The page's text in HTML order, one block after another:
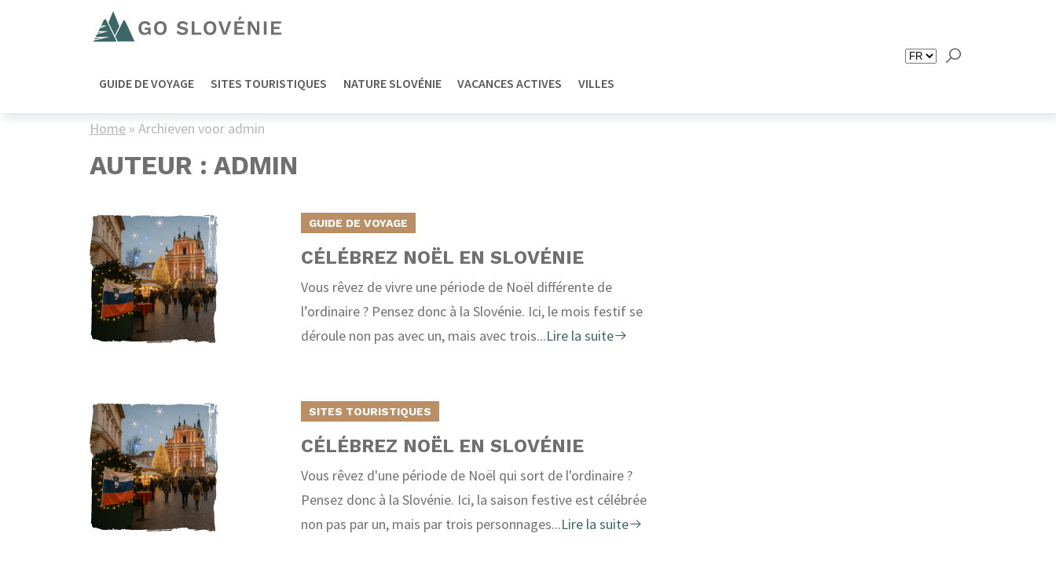
GUIDE DE VOYAGE SITES TOURISTIQUES NATURE SLOVÉNIE VACANCES ACTIVES VILLES
Home » Archieven voor admin
AUTEUR : ADMIN
GUIDE DE VOYAGE
CÉLÉBREZ NOËL EN SLOVÉNIE
Vous rêvez de vivre une période de Noël différente de
l’ordinaire ? Pensez donc à la Slovénie. Ici, le mois festif se
déroule non pas avec un, mais avec trois...Lire la suite
SITES TOURISTIQUES
CÉLÉBREZ NOËL EN SLOVÉNIE
Vous rêvez d'une période de Noël qui sort de l'ordinaire ?
Pensez donc à la Slovénie. Ici, la saison festive est célébrée
non pas par un, mais par trois personnages...Lire la suite